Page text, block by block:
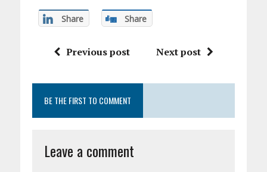
Share Share
Previous post Next post
BE THE FIRST TO COMMENT
Leave a comment